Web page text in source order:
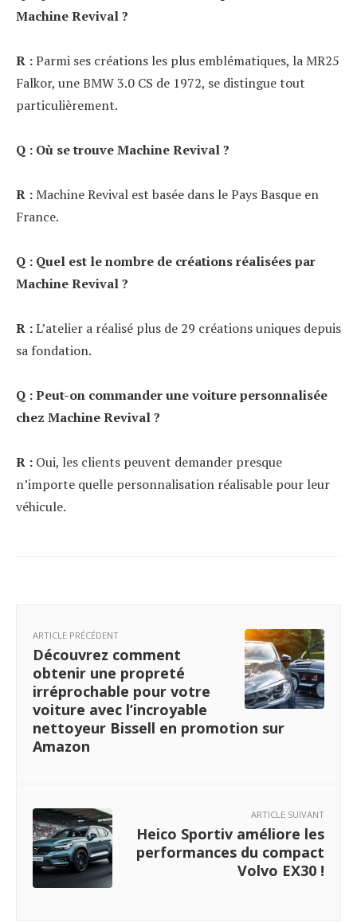
Machine Revival ?
R :Parmi ses créations les plus emblématiques, la MR25
Falkor, une BMW 3.0 CS de 1972, se distingue tout
particulièrement.
Q : Où se trouve Machine Revival ?
R :Machine Revival est basée dans le Pays Basque en
France.
Q : Quel est le nombre de créations réalisées par
Machine Revival ?
R :L’atelier a réalisé plus de 29 créations uniques depuis
sa fondation.
Q : Peut-on commander une voiture personnalisée
chez Machine Revival ?
R : Oui, les clients peuvent demander presque
n’importe quelle personnalisation réalisable pour leur
véhicule.
ARTICLE PRÉCÉDENT
Découvrez comment
obtenir une propreté
irréprochable pour votre
voiture avec l’incroyable
nettoyeur Bissell en promotion sur
Amazon
ARTICLE SUIVANT
Heico Sportiv améliore les
performances du compact
Volvo EX30 !